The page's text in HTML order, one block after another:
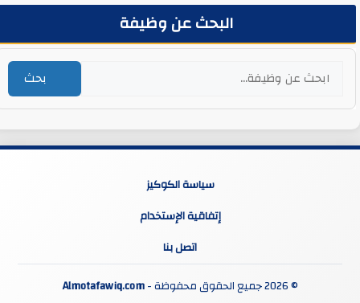
البحث عن وظيفة
بحث
سياسة الكوكيز
إتفاقية الإستخدام
اتصل بنا
© 2026 جميع الحقوق محفوظة -
Almotafawiq.com